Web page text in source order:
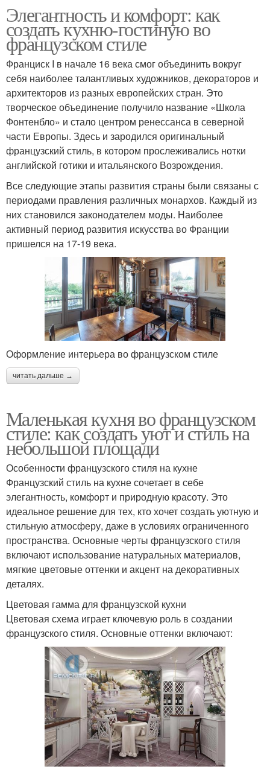
Элегантность и комфорт: как
создать кухню-гостиную во
французском стиле
Франциск I в начале 16 века смог объединить вокруг
себя наиболее талантливых художников, декораторов и
архитекторов из разных европейских стран. Это
творческое объединение получило название «Школа
Фонтенбло» и стало центром ренессанса в северной
части Европы. Здесь и зародился оригинальный
французский стиль, в котором прослеживались нотки
английской готики и итальянского Возрождения.
Все следующие этапы развития страны были связаны с
периодами правления различных монархов. Каждый из
них становился законодателем моды. Наиболее
активный период развития искусства во Франции
пришелся на 17-19 века.
Оформление интерьера во французском стиле
читать дальше →
Маленькая кухня во французском
стиле: как создать уют и стиль на
небольшой площади
Особенности французского стиля на кухне
Французский стиль на кухне сочетает в себе
элегантность, комфорт и природную красоту. Это
идеальное решение для тех, кто хочет создать уютную и
стильную атмосферу, даже в условиях ограниченного
пространства. Основные черты французского стиля
включают использование натуральных материалов,
мягкие цветовые оттенки и акцент на декоративных
деталях.
Цветовая гамма для французской кухни
Цветовая схема играет ключевую роль в создании
французского стиля. Основные оттенки включают: